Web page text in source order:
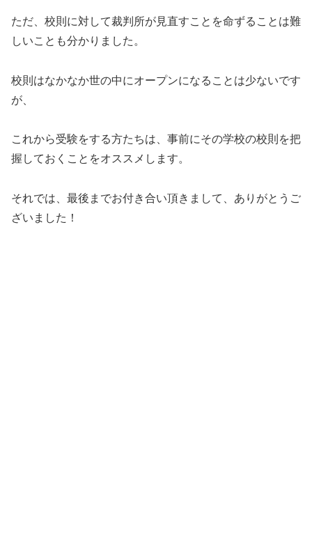
ただ、校則に対して裁判所が見直すことを命ずることは難
しいことも分かりました。
校則はなかなか世の中にオープンになることは少ないです
が、
これから受験をする方たちは、事前にその学校の校則を把
握しておくことをオススメします。
それでは、最後までお付き合い頂きまして、ありがとうご
ざいました！